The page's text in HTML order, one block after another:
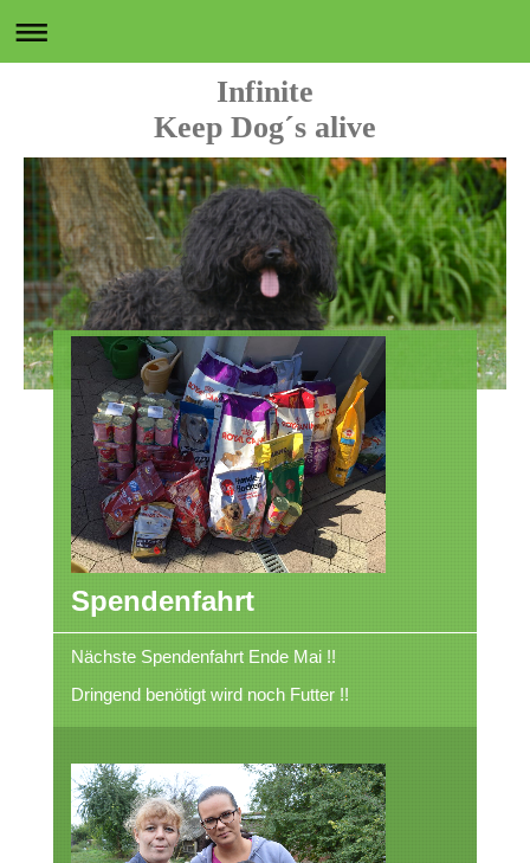
Infinite
Keep Dog´s alive
Spendenfahrt
Nächste Spendenfahrt Ende Mai !!
Dringend benötigt wird noch Futter !!